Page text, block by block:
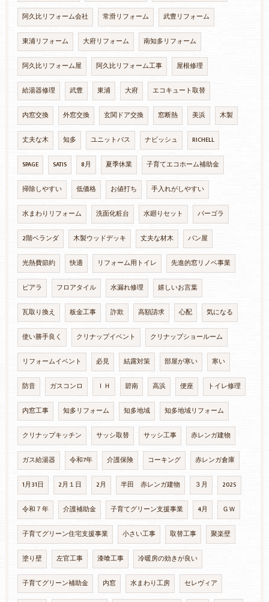
阿久比リフォーム会社 常滑リフォーム 武豊リフォーム
東浦リフォーム 大府リフォーム 南知多リフォーム
阿久比リフォーム屋 阿久比リフォーム工事 屋根修理
給湯器修理 武豊 東浦 大府 エコキュート取替
内窓交換 外窓交換 玄関ドア交換 窓断熱 美浜 木製
丈夫な木 知多 ユニットバス ナビッシュ RICHELL
SPAGE SATIS 8月 夏季休業 子育てエコホーム補助金
掃除しやすい 低価格 お値打ち 手入れがしやすい
水まわりリフォーム 洗面化粧台 水廻りセット パーゴラ
2階ベランダ 木製ウッドデッキ 丈夫な材木 パン屋
光熱費節約 快適 リフォーム用トイレ 先進的窓リノベ事業
ピアラ フロアタイル 水漏れ修理 嬉しいお言葉
瓦取り換え 板金工事 詐欺 高額請求 心配 気になる
使い勝手良く クリナップイベント クリナップショールーム
リフォームイベント 必見 結露対策 部屋が寒い 寒い
防音 ガスコンロ ＩＨ 碧南 高浜 便座 トイレ修理
内窓工事 知多リフォーム 知多地域 知多地域リフォーム
クリナップキッチン サッシ取替 サッシ工事 赤レンガ建物
ガス給湯器 令和7年 介護保険 コーキング 赤レンガ倉庫
1月31日 2月１日 2月 半田 赤レンガ建物 ３月 2025
令和７年 介護補助金 子育てグリーン支援事業 4月 ＧＷ
子育てグリーン住宅支援事業 小さい工事 取替工事 聚楽壁
塗り壁 左官工事 漆喰工事 冷暖房の効きが良い
子育てグリーン補助金 内窓 水まわり工房 セレヴィア